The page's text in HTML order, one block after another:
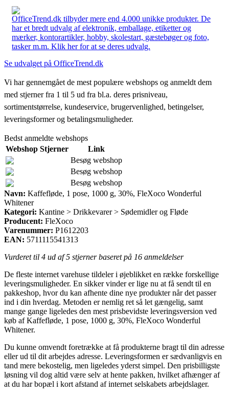
OfficeTrend.dk tilbyder mere end 4.000 unikke produkter. De
har et bredt udvalg af elektronik, emballage, etiketter og
mærker, kontorartikler, hobby, skolestart, gæstebøger og foto,
tasker m.m. Klik her for at se deres udvalg.
Se udvalget på OfficeTrend.dk
Vi har gennemgået de mest populære webshops og anmeldt dem
med stjerner fra 1 til 5 ud fra bl.a. deres prisniveau,
sortimentstørrelse, kundeservice, brugervenlighed, betingelser,
leveringsformer og betalingsmuligheder.
Bedst anmeldte webshops
Webshop Stjerner
Link
Besøg webshop
Besøg webshop
Besøg webshop
Navn: Kaffefløde, 1 pose, 1000 g, 30%, FleXoco Wonderful
Whitener
Kategori: Kantine > Drikkevarer > Sødemidler og Fløde
Producent: FleXoco
Varenummer: P1612203
EAN: 5711115541313
Vurderet til 4 ud af 5 stjerner baseret på 16 anmeldelser
De fleste internet varehuse tildeler i øjeblikket en række forskellige
leveringsmuligheder. En sikker vinder er lige nu at få sendt til en
pakkeshop, hvor du kan afhente dine nye produkter når det passer
ind i din hverdag. Metoden er nemlig ret så let gængelig, samt
mange gange ligeledes den mest prisbevidste leveringsversion ved
køb af Kaffefløde, 1 pose, 1000 g, 30%, FleXoco Wonderful
Whitener.
Du kunne omvendt foretrække at få produkterne bragt til din adresse
eller ud til dit arbejdes adresse. Leveringsformen er sædvanligvis en
tand mere bekostelig, men ligeledes yderst simpel. Den prisbilligste
løsning vil dog altid være selv at hente pakken, hvilket afhænger af
at du har bopæl i kort afstand af internet selskabets arbejdslager.